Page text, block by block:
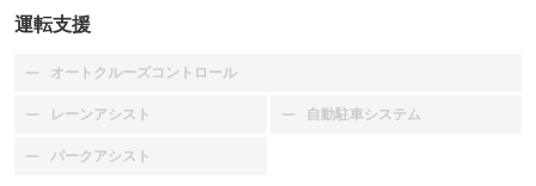
運転支援
オートクルーズコントロール
：装備なし
レーンアシスト
：装備なし 自動駐車システム
：装備なし
パークアシスト
：装備なし